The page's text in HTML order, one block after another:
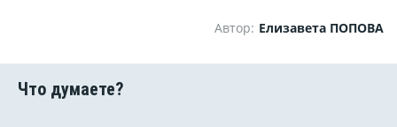
Автор: Елизавета ПОПОВА